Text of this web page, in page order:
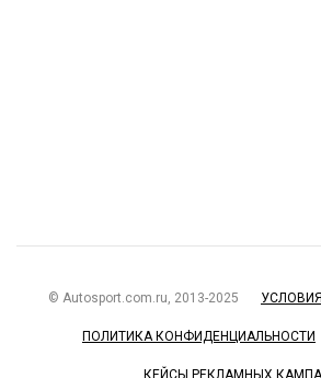
© Autosport.com.ru, 2013-2025
ПОЛИТИКА КОНФИДЕНЦИАЛЬНОСТИ
КЕЙСЫ РЕКЛАМНЫХ